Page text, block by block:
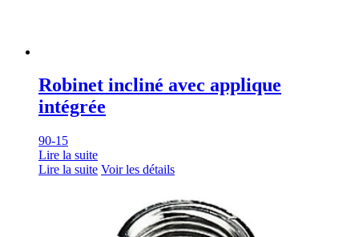
Robinet incliné avec applique
intégrée
90-15
Lire la suite
Lire la suite Voir les détails